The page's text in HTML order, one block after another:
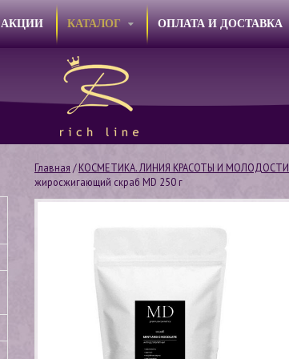
АКЦИИ КАТАЛОГ ОПЛАТА И ДОСТАВКА
Главная /КОСМЕТИКА. ЛИНИЯ КРАСОТЫ И МОЛОДОСТИ
жиросжигающий скраб МD 250 г